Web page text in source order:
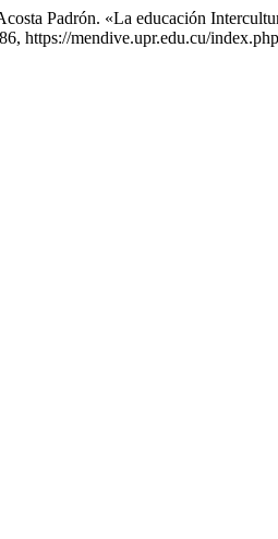
Padrón. «La educación
https://mendive.upr.edu.cu/